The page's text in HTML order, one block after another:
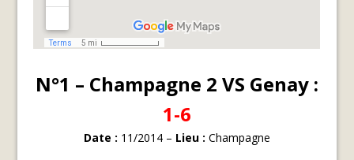
N°1 – Champagne 2 VS Genay :
1-6
Date : 11/2014 – Lieu : Champagne